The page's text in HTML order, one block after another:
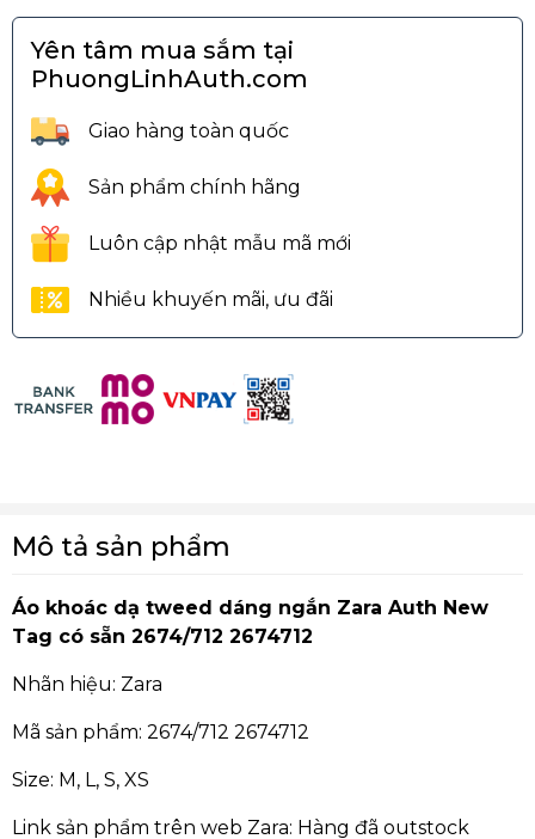
Yên tâm mua sắm tại
PhuongLinhAuth.com
Giao hàng toàn quốc
Sản phẩm chính hãng
Luôn cập nhật mẫu mã mới
Nhiều khuyến mãi, ưu đãi
Mô tả sản phẩm
Áo khoác dạ tweed dáng ngắn Zara Auth New
Tag có sẵn 2674/712 2674712
Nhãn hiệu: Zara
Mã sản phẩm: 2674/712 2674712
Size: M, L, S, XS
Link sản phẩm trên web Zara: Hàng đã outstock